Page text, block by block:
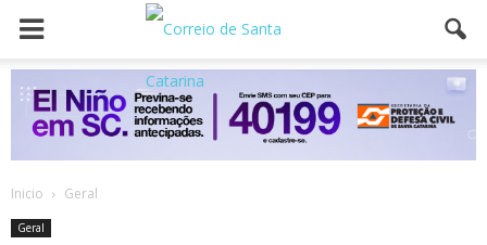
Inicio Geral
Geral